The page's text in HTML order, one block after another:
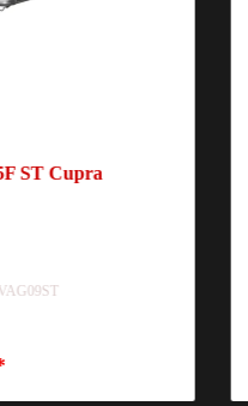
ST Cupra